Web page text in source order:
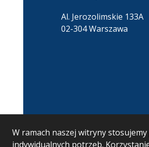
W ramach naszej witryny
indywidualnych potrzeb.
Al. Jerozolimskie 133A
02-304 Warszawa